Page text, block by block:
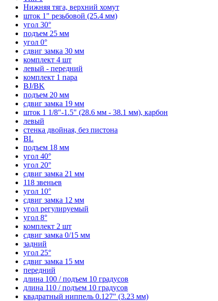
Нижняя тяга, верхний хомут
шток 1" резьбовой (25.4 мм)
угол 30°
подъем 25 мм
угол 0°
сдвиг замка 30 мм
комплект 4 шт
левый - передний
комплект 1 пара
BJ/BK
подъем 20 мм
сдвиг замка 19 мм
шток 1 1/8"-1.5" (28.6 мм - 38.1 мм), карбон
левый
стенка двойная, без пистона
BL
подъем 18 мм
угол 40°
угол 20°
сдвиг замка 21 мм
118 звеньев
угол 10°
сдвиг замка 12 мм
угол регулируемый
угол 8°
комплект 2 шт
сдвиг замка 0/15 мм
задний
угол 25°
сдвиг замка 15 мм
передний
длина 100 / подъем 10 градусов
длина 110 / подъем 10 градусов
квадратный ниппель 0.127" (3.23 мм)